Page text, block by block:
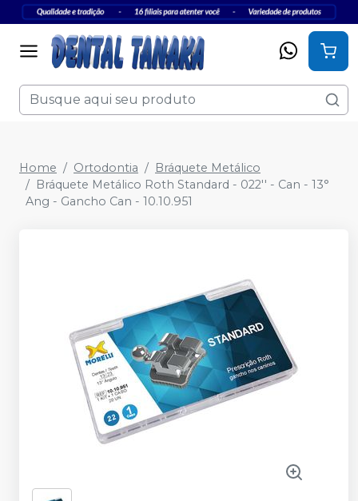
Home Ortodontia
Bráquete Metálico
Bráquete Metálico Roth Standard - 022'' - Can - 13°
Ang - Gancho Can - 10.10.951